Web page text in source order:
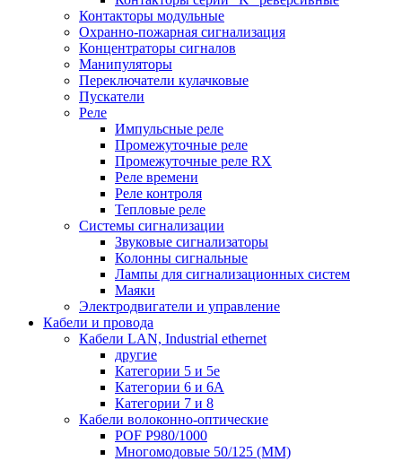
Контакторы модульные
Охранно-пожарная сигнализация
Концентраторы сигналов
Манипуляторы
Переключатели кулачковые
Пускатели
Реле
Импульсные реле
Промежуточные реле
Промежуточные реле RX
Реле времени
Реле контроля
Тепловые реле
Системы сигнализации
Звуковые сигнализаторы
Колонны сигнальные
Лампы для сигнализационных систем
Маяки
Электродвигатели и управление
Кабели и провода
Кабели LAN, Industrial ethernet
другие
Категории 5 и 5е
Категории 6 и 6A
Категории 7 и 8
Кабели волоконно-оптические
POF P980/1000
Многомодовые 50/125 (ММ)